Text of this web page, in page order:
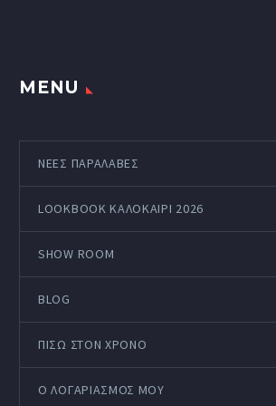
MENU
ΝΕΕΣ ΠΑΡΑΛΑΒΕΣ
LOOKBOOK ΚΑΛΟΚΑΊΡΙ 2026
SHOW ROOM
BLOG
ΠΙΣΩ ΣΤΟΝ ΧΡΟΝΟ
Ο ΛΟΓΑΡΙΑΣΜΌΣ ΜΟΥ